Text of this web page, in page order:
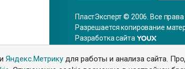
Яндекс.Метрику для работы и анализа сайта.
ПластЭксперт © 2006. Все
Разрешается копирование
Разработка сайта